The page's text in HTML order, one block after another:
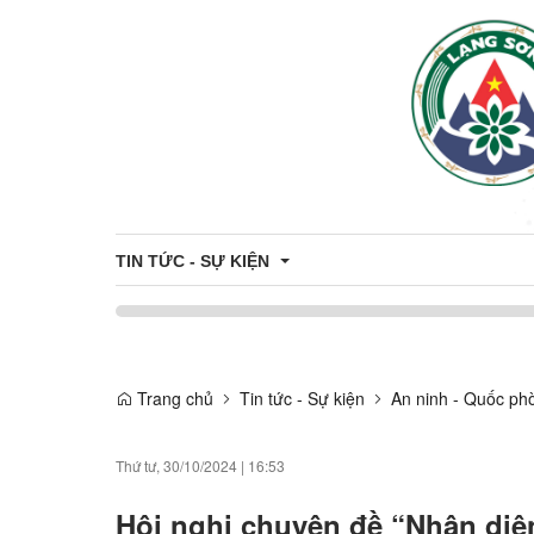
TIN TỨC - SỰ KIỆN
Thông tin đấu thầu - đấu giá
Công khai danh sách hỗ trợ Công dân - Doanh nghiệp
Du Lịch
Trang chủ Tin tức - Sự kiện An ninh - Quốc
Thứ tư, 30/10/2024 | 16:53
Hội nghị chuyên đề “Nhận